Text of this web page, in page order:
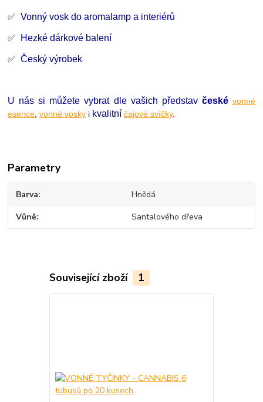
✅Vonný vosk do aromalamp a interiérů
✅ Hezké dárkové balení
✅Český výrobek
U nás si můžete vybrat dle vašich představ české vonné
esence ,vonné vosky i kvalitníčajové svíčky.
Parametry
Barva Hnědá
Vůně Santalového dřeva
Související zboží 1